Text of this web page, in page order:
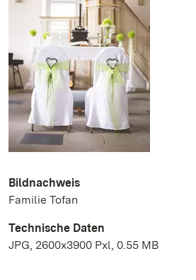
Bildnachweis
Familie Tofan
Technische Daten
JPG, 2600x3900 Pxl, 0.55 MB